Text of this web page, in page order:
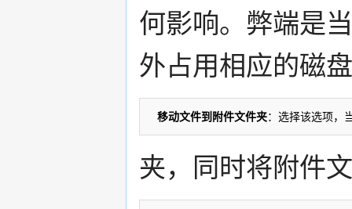
何影响。弊端是
外占用相应的磁
移动文件到附件文件夹
夹，同时将附件